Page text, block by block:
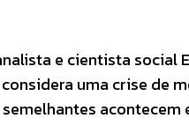
e cientista social
uma crise de
acontecem